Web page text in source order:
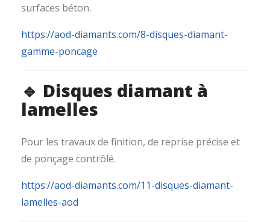
surfaces béton.
https://aod-diamants.com/8-disques-diamant-
gamme-poncage
🔹 Disques diamant à
lamelles
Pour les travaux de finition, de reprise précise et
de ponçage contrôlé.
https://aod-diamants.com/11-disques-diamant-
lamelles-aod